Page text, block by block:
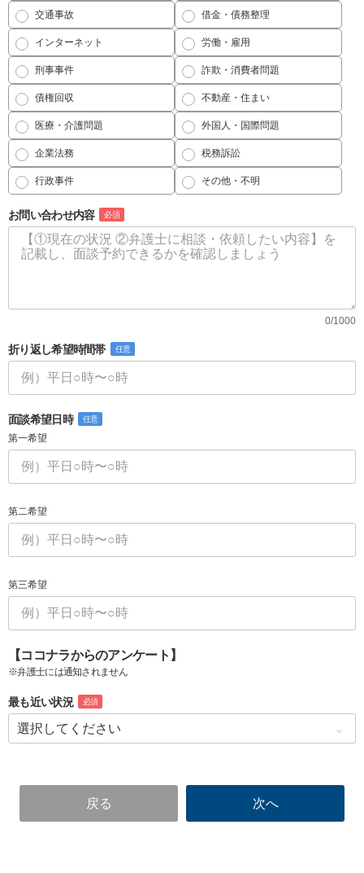
交通事故 借金・債務整理
インターネット 労働・雇用
刑事事件 詐欺・消費者問題
債権回収 不動産・住まい
医療・介護問題 外国人・国際問題
企業法務 税務訴訟
行政事件 その他・不明
お問い合わせ内容 必須
0/1000
折り返し希望時間帯 任意
面談希望日時 任意
第一希望
第二希望
第三希望
【ココナラからのアンケート】
※弁護士には通知されません
最も近い状況 必須